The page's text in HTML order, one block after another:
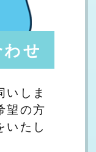
せ
いしま
望の方
いたし